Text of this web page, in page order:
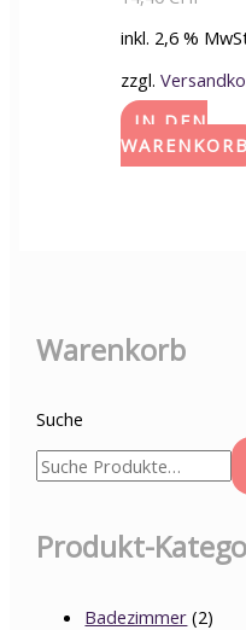
inkl. 2,6 %
zzgl.
IN DEN
WARENKORB
Warenkorb
Suche
Produkt-
Badezimmer (2)